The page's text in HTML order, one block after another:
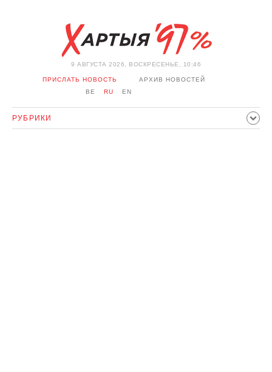
9 АВГУСТА 2026, ВОСКРЕСЕНЬЕ, 10:46
ПРИСЛАТЬ НОВОСТЬ
АРХИВ НОВОСТЕЙ
BE
RU EN
РУБРИКИ